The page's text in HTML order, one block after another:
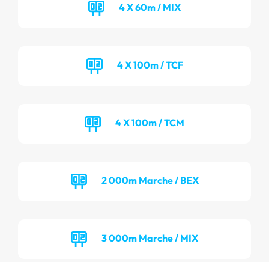
4 X 60m / MIX
4 X 100m / TCF
4 X 100m / TCM
2 000m Marche / BEX
3 000m Marche / MIX